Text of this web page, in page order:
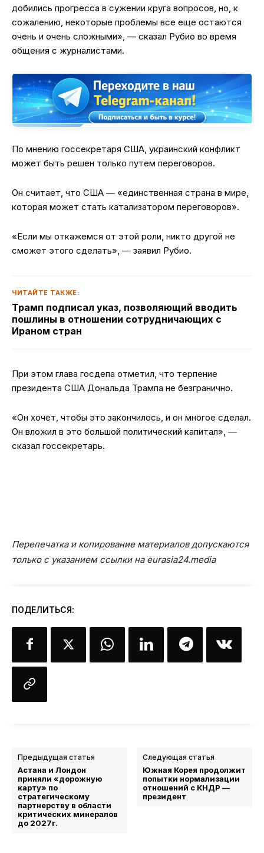
добились прогресса в сужении круга вопросов, но, к
сожалению, некоторые проблемы все еще остаются
очень и очень сложными», — сказал Рубио во время
общения с журналистами.
По мнению госсекретаря США, украинский конфликт
может быть решен только путем переговоров.
Он считает, что США — «единственная страна в мире,
которая может стать катализатором переговоров».
«Если мы откажемся от этой роли, никто другой не
сможет этого сделать», — заявил Рубио.
ЧИТАЙТЕ ТАКЖЕ:
Трамп подписал указ, позволяющий вводить
пошлины в отношении сотрудничающих с
Ираном стран
При этом глава госдепа отметил, что терпение
президента США Дональда Трампа не безгранично.
«Он хочет, чтобы это закончилось, и он многое сделал.
Он вложил в это большой политический капитал», —
сказал госсекретарь.
Перепечатка и копирование материалов допускаются
только с указанием ссылки на eurasia24.media
ПОДЕЛИТЬСЯ:
Предыдущая статья
Астана и Лондон
приняли «дорожную
карту» по
стратегическому
партнерству в области
критических минералов
до 2027г.
Следующая статья
Южная Корея продолжит
попытки нормализации
отношений с КНДР —
президент